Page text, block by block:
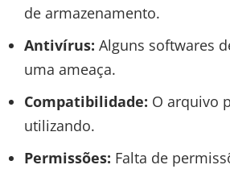
de armazenamento.
Antivírus: Alguns softwares
uma ameaça.
Compatibilidade: O arquivo
utilizando.
Permissões: Falta de